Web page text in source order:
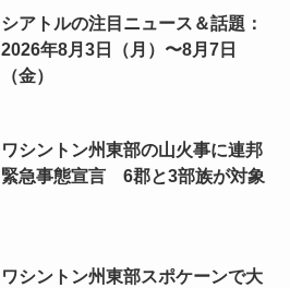
シアトルの注目ニュース＆話題：
2026年8月3日（月）〜8月7日
（金）
ワシントン州東部の山火事に連邦
緊急事態宣言 6郡と3部族が対象
ワシントン州東部スポケーンで大